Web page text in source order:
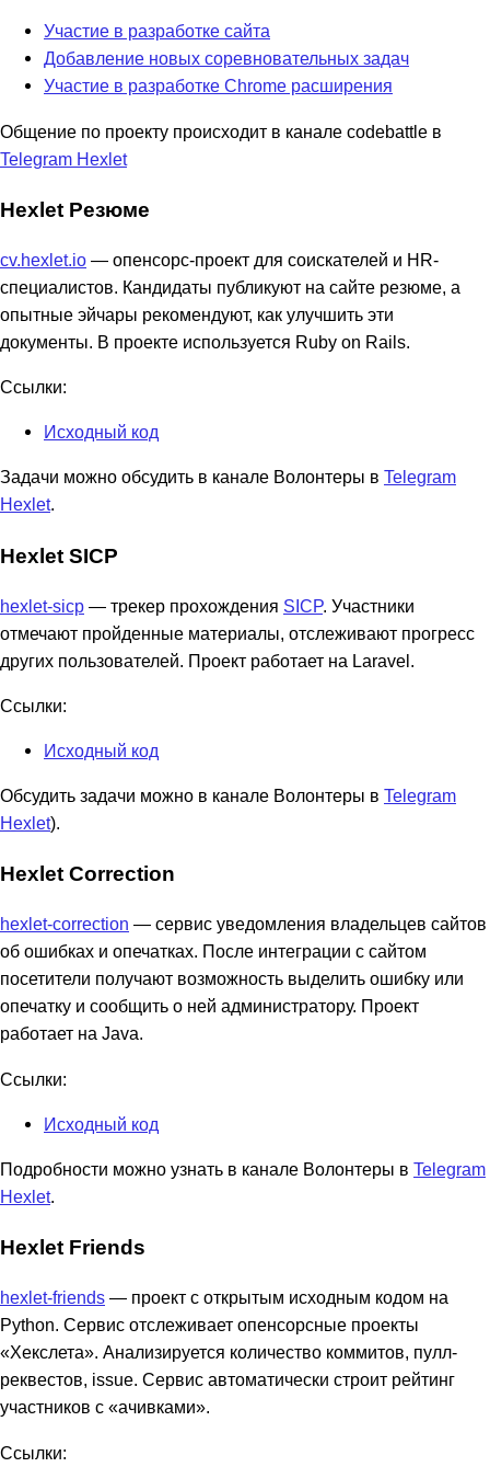
Участие в разработке сайта
Добавление новых соревновательных задач
Участие в разработке Chrome расширения
Общение по проекту происходит в канале codebattle в
Telegram Hexlet
Hexlet Резюме
cv.hexlet.io — опенсорс-проект для соискателей и HR-
специалистов. Кандидаты публикуют на сайте резюме, а
опытные эйчары рекомендуют, как улучшить эти
документы. В проекте используется Ruby on Rails.
Ссылки:
Исходный код
Задачи можно обсудить в канале Волонтеры в Telegram
Hexlet.
Hexlet SICP
hexlet-sicp — трекер прохождения SICP. Участники
отмечают пройденные материалы, отслеживают прогресс
других пользователей. Проект работает на Laravel.
Ссылки:
Исходный код
Обсудить задачи можно в канале Волонтеры в Telegram
Hexlet).
Hexlet Correction
hexlet-correction — сервис уведомления владельцев сайтов
об ошибках и опечатках. После интеграции с сайтом
посетители получают возможность выделить ошибку или
опечатку и сообщить о ней администратору. Проект
работает на Java.
Ссылки:
Исходный код
Подробности можно узнать в канале Волонтеры в Telegram
Hexlet.
Hexlet Friends
hexlet-friends — проект с открытым исходным кодом на
Python. Сервис отслеживает опенсорсные проекты
«Хекслета». Анализируется количество коммитов, пулл-
реквестов, issue. Сервис автоматически строит рейтинг
участников с «ачивками».
Ссылки: